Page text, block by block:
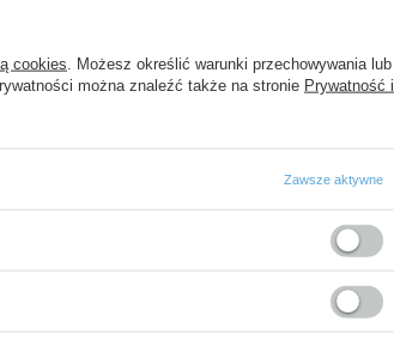
cookies . Możesz określić warunki przechowywania lub
można znaleźć także na stronie Prywatność i
Zawsze aktywne